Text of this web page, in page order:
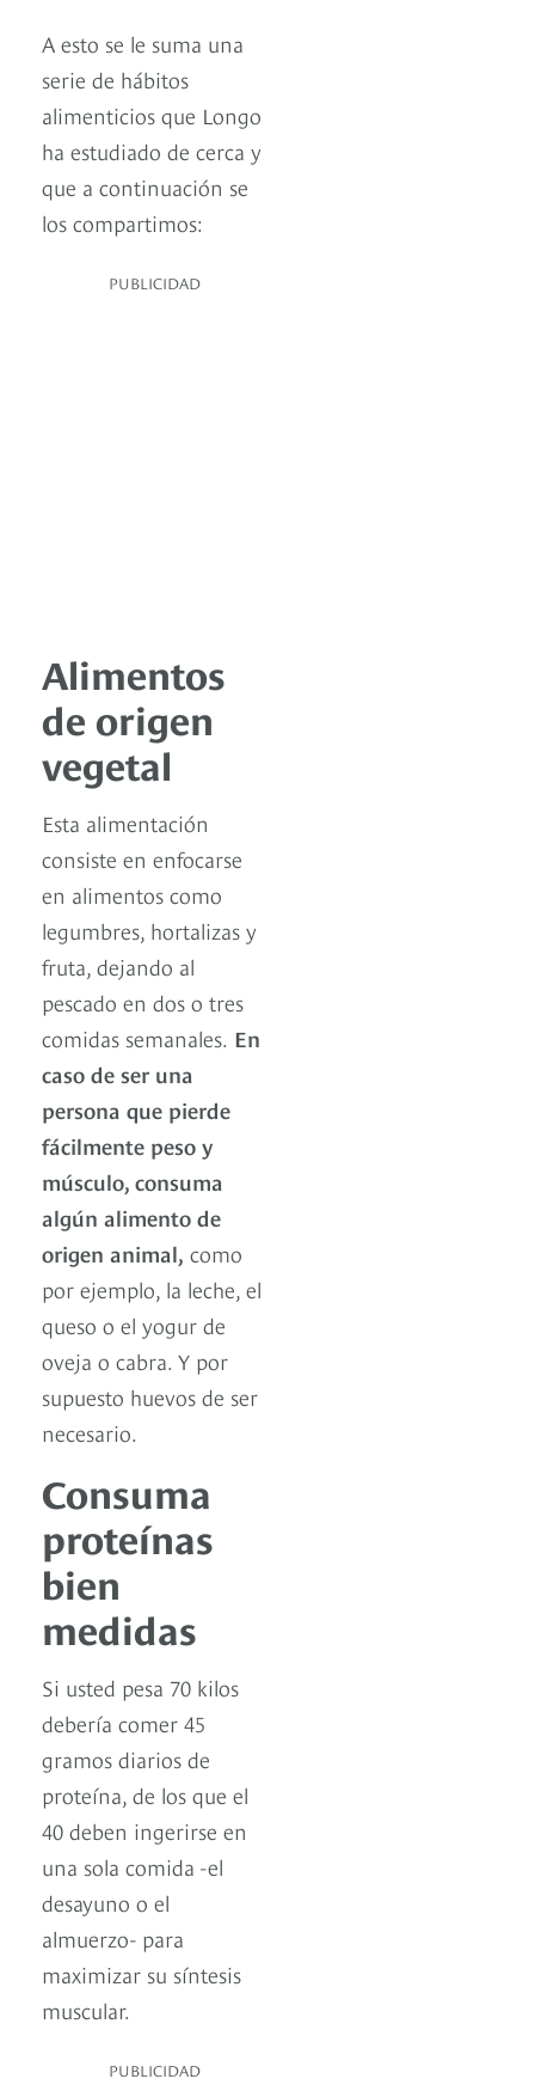
A esto se le suma una
serie de hábitos
alimenticios que Longo
ha estudiado de cerca y
que a continuación se
los compartimos:
PUBLICIDAD
Alimentos
de origen
vegetal
Esta alimentación
consiste en enfocarse
en alimentos como
legumbres, hortalizas y
fruta, dejando al
pescado en dos o tres
comidas semanales. En
caso de ser una
persona que pierde
fácilmente peso y
músculo, consuma
algún alimento de
origen animal, como
por ejemplo, la leche, el
queso o el yogur de
oveja o cabra. Y por
supuesto huevos de ser
necesario.
Consuma
proteínas
bien
medidas
Si usted pesa 70 kilos
debería comer 45
gramos diarios de
proteína, de los que el
40 deben ingerirse en
una sola comida -el
desayuno o el
almuerzo- para
maximizar su síntesis
muscular.
PUBLICIDAD